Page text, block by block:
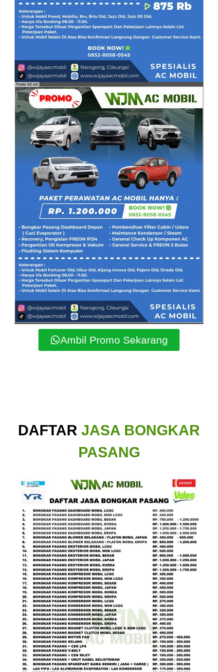
Ambil Promo Sekarang
DAFTAR JASA BONGKAR
PASANG